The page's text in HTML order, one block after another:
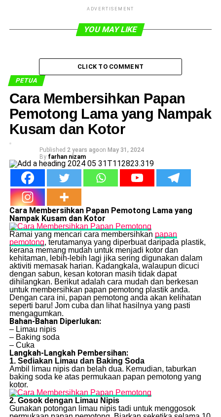
ADVERTISEMENT
YOU MAY LIKE
CLICK TO COMMENT
PETUA
Cara Membersihkan Papan
Pemotong Lama yang Nampak
Kusam dan Kotor
Published 2 years agoon May 31, 2024
By farhan nizam
Cara Membersihkan Papan Pemotong Lama yang
Nampak Kusam dan Kotor
Ramai yang mencari cara membersihkan papan
pemotong, terutamanya yang diperbuat daripada plastik,
kerana memang mudah untuk menjadi kotor dan
kehitaman, lebih-lebih lagi jika sering digunakan dalam
aktiviti memasak harian. Kadangkala, walaupun dicuci
dengan sabun, kesan kotoran masih tidak dapat
dihilangkan. Berikut adalah cara mudah dan berkesan
untuk membersihkan papan pemotong plastik anda.
Dengan cara ini, papan pemotong anda akan kelihatan
seperti baru! Jom cuba dan lihat hasilnya yang pasti
mengagumkan.
Bahan-Bahan Diperlukan:
– Limau nipis
– Baking soda
– Cuka
Langkah-Langkah Pembersihan:
1. Sediakan Limau dan Baking Soda
Ambil limau nipis dan belah dua. Kemudian, taburkan
baking soda ke atas permukaan papan pemotong yang
kotor.
2. Gosok dengan Limau Nipis
Gunakan potongan limau nipis tadi untuk menggosok